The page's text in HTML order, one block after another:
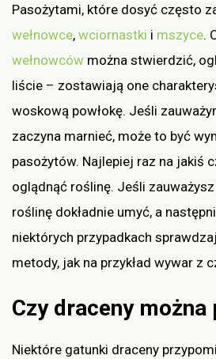
Pasożytami, które dosyć często
wełnowce, wciornastki i mszyce.
wełnowców można stwierdzić,
liście – zostawiają one
woskową powłokę. Jeśli
zaczyna marnieć, może to być
pasożytów. Najlepiej raz na jakiś
oglądnąć roślinę. Jeśli
roślinę dokładnie umyć, a
niektórych przypadkach
metody, jak na przykład wywar z
Czy draceny można
Niektóre gatunki draceny